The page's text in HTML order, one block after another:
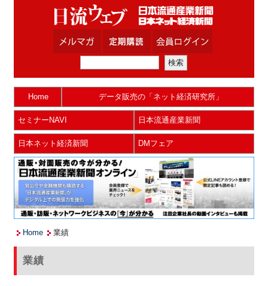
Home データ販売の「ネット経済研究所」
セミナーNAVI 日本流通産業新聞
日本ネット経済新聞 DMフェア
Home 業績
業績